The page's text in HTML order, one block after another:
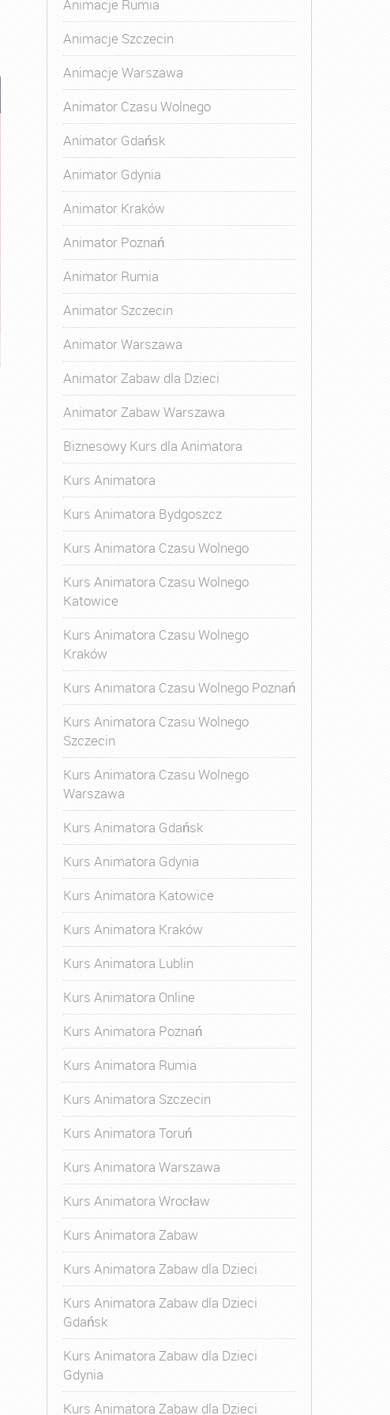
Kurs Animatora Gdynia,Kurs Animatora Katowice
Kurs Animatora Czasu Wolnego,Kurs Animatora Czasu
Animacje Rumia
Animacje Szczecin
Animacje Warszawa
Animator Czasu Wolnego
Animator Gdańsk
Animator Gdynia
Animator Kraków
Animator Poznań
Animator Rumia
Animator Szczecin
Animator Warszawa
Animator Zabaw dla Dzieci
Animator Zabaw Warszawa
Biznesowy Kurs dla Animatora
Kurs Animatora
Kurs Animatora Bydgoszcz
Kurs Animatora Czasu Wolnego
Kurs Animatora Czasu Wolnego
Katowice
Kurs Animatora Czasu Wolnego
Kraków
Kurs Animatora Czasu Wolnego Poznań
Kurs Animatora Czasu Wolnego
Szczecin
Kurs Animatora Czasu Wolnego
Warszawa
Kurs Animatora Gdańsk
Kurs Animatora Gdynia
Kurs Animatora Katowice
Kurs Animatora Kraków
Kurs Animatora Lublin
Kurs Animatora Online
Kurs Animatora Poznań
Kurs Animatora Rumia
Kurs Animatora Szczecin
Kurs Animatora Toruń
Kurs Animatora Warszawa
Kurs Animatora Wrocław
Kurs Animatora Zabaw
Kurs Animatora Zabaw dla Dzieci
Kurs Animatora Zabaw dla Dzieci
Gdańsk
Kurs Animatora Zabaw dla Dzieci
Gdynia
Kurs Animatora Zabaw dla Dzieci